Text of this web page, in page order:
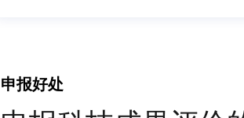
申报好处